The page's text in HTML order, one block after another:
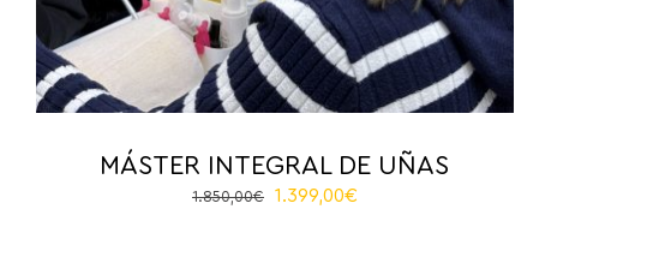
MÁSTER INTEGRAL DE UÑAS
1.850,00€
El
1.399,00€El